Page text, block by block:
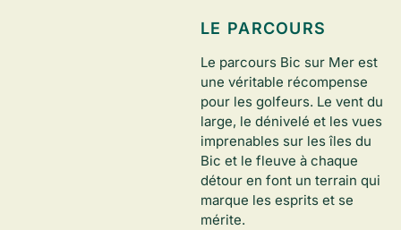
LE PARCOURS
Le parcours Bic sur Mer est
une véritable récompense
pour les golfeurs. Le vent du
large, le dénivelé et les vues
imprenables sur les îles du
Bic et le fleuve à chaque
détour en font un terrain qui
marque les esprits et se
mérite.